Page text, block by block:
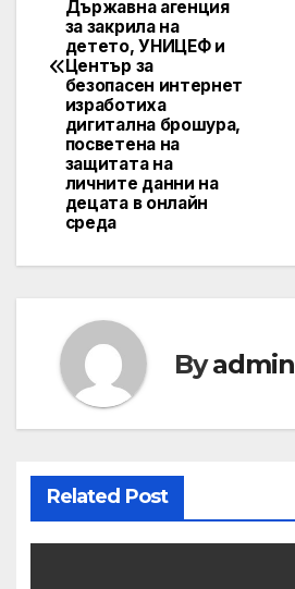
Държавна агенция
за закрила на
детето, УНИЦЕФ и
Център за
безопасен интернет
изработиха
дигитална брошура,
посветена на
защитата на
личните данни на
децата в онлайн
среда
Byadmin
Related Post